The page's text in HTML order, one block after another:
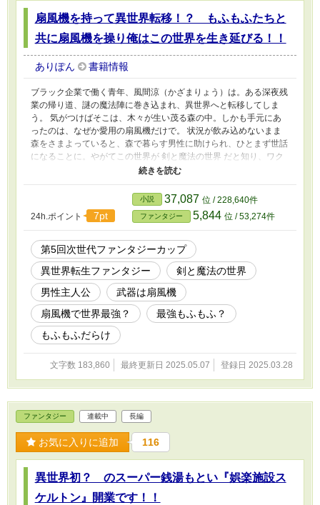
扇風機を持って異世界転移！？ もふもふたちと
共に扇風機を操り俺はこの世界を生き延びる！！
ありぽん 書籍情報
ブラック企業で働く青年、風間涼（かざまりょう）は。ある深夜残
業の帰り道、謎の魔法陣に巻き込まれ、異世界へと転移してしま
う。 気がつけばそこは、木々が生い茂る森の中。しかも手元にあ
ったのは、なぜか愛用の扇風機だけで。 状況が飲み込めないまま
森をさまよっていると、森で暮らす男性に助けられ、ひとまず世話
になることに。やがてこの世界が 剣と魔法の世界 だと知り、ワク
ワク、ドキドキしながら、自身の能力を調べるが……。 「剣の才
ける涼。しかし、涼はまだこの時、気づいていなかった。改めて自
分のステータスを確認すると、そこには『扇風機』の文字が。そし
てこの異世界には存在しない 扇風機を使いこなすことで、涼は思
わぬ活躍を見せ始める。 涼むだけではなく、敵の攻撃を吹き飛ば
し、逆に攻撃し、さらには飛行まで！？ 他にも様々な力を発揮す
る扇風機。 そんなある日、彼はもふもふでふわふわな、シルフと
いう名の魔獣と出会う。扇風機の風に興味津々なシルフ。だがこの
シルフ、可愛いだけの魔獣だと思っていたが、実は風の精霊王だっ
た！？ 「もっと風を送って！ う〜ん、気持ちいい～！」 「い
や、お前、風の精霊王だろ！？」 こうしてもふもふの相棒と共
に、扇風機で異世界を生き延びることになった涼。果たして彼は異
世界で、快適な風を送りつつ、スローライフな生活を送ることがで
24h.ポイント 7pt
小説 37,087 位 / 228,640件
ファンタジー 5,844 位 / 53,274件
第5回次世代ファンタジーカップ
異世界転生ファンタジー
剣と魔法の世界
男性主人公
武器は扇風機
扇風機で世界最強？
最強もふもふ？
もふもふだらけ
文字数 183,860 最終更新日 2025.05.07 登録日 2025.03.28
ファンタジー 連載中 長編
お気に入りに追加 116
異世界初？ のスーパー銭湯もとい『娯楽施設ス
ケルトン』開業です！！